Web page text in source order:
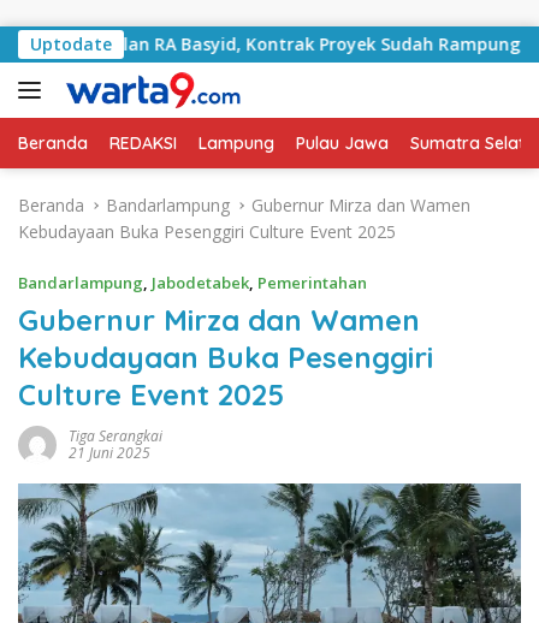
Uptodate
Jalan RA Basyid, Kontrak Proyek Sudah Rampung
Beranda REDAKSI Lampung Pulau Jawa Sumatra
Beranda Bandarlampung
Gubernur Mirza dan Wamen
Kebudayaan Buka Pesenggiri Culture Event 2025
Bandarlampung, Jabodetabek, Pemerintahan
Gubernur Mirza dan Wamen
Kebudayaan Buka Pesenggiri
Culture Event 2025
Tiga Serangkai
21 Juni 2025